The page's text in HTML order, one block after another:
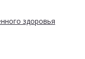
здоровья